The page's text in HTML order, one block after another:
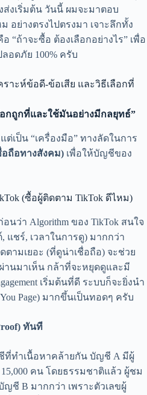
ส่งเริ่มต้น วันนี้ ผมจะมาตอบ
อย่างตรงไปตรงมา เจาะลึกทั้ง
ถ้าจะซื้อ ต้องเลือกอย่างไร” เพื่อ
อดภัย 100% ครับ
ราะห์ข้อดี-ข้อเสีย และวิธีเลือกที่
กถูกที่และใช้มันอย่างมีกลยุทธ์”
เป็น “เครื่องมือ” ทางลัดในการ
อถือทางสังคม) เพื่อให้บัญชีของ
(ซื้อผู้ติดตาม TikTok ดีไหม)
อนว่า Algorithm ของ TikTok สนใจ
, แชร์, เวลาในการดู) มากกว่า
ามเยอะ (ที่ดูน่าเชื่อถือ) จะช่วย
านมาเห็น กล้าที่จะหยุดดูและมี
เริ่มต้นที่ดี ระบบก็จะยิ่งนำ
Page) มากขึ้นเป็นทอดๆ ครับ
ทันที
ที่ทำเนื้อหาคล้ายกัน บัญชี A มีผู้
คน โดยธรรมชาติแล้ว ผู้ชม
ชี B มากกว่า เพราะตัวเลขผู้